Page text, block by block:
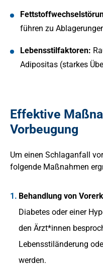
führen zu
Lebensstilfaktoren:
Adipositas (starkes
Effektive
Vorbeugung
Um einen Schlaganfall
folgende Maßnahmen
Behandlung von
Diabetes oder einer
den Ärzt*innen
Lebensstiländerung
werden.